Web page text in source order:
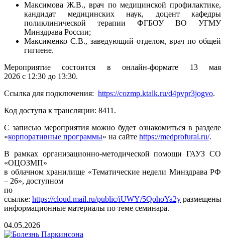
Максимова Ж.В., врач по медицинской профилактике,
кандидат медицинских наук, доцент кафедры
поликлинической терапии ФГБОУ ВО УГМУ
Минздрава России;
Максименко С.В., заведующий отделом, врач по общей
гигиене.
Мероприятие состоится в онлайн-формате 13 мая
2026 с 12:30 до 13:30.
Ссылка для подключения: https://cozmp.ktalk.ru/d4pvpr3jogvo.
Код доступа к трансляции: 8411.
С записью мероприятия можно будет ознакомиться в разделе
«корпоративные программы» на сайте https://medprofural.ru/.
В рамках организационно-методической помощи ГАУЗ СО
«ОЦОЗМП»
в облачном хранилище «Тематические недели Минздрава РФ
– 26», доступном
по
ссылке: https://cloud.mail.ru/public/iUWY/5QohoYa2y размещены
информационные материалы по теме семинара.
04.05.2026